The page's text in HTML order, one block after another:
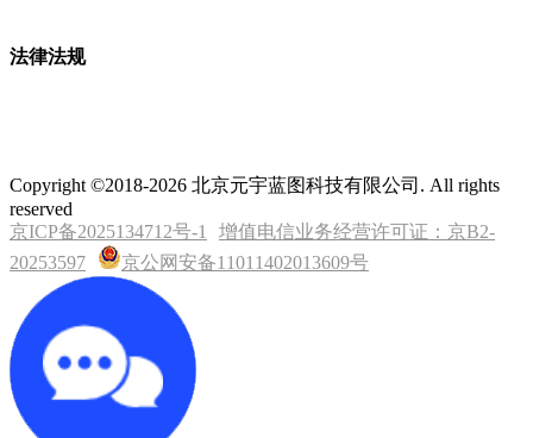
法律法规
Copyright ©2018-2026 北京元宇蓝图科技有限公司. All rights
reserved
京ICP备2025134712号-1
增值电信业务经营许可证：京B2-
20253597
京公网安备11011402013609号